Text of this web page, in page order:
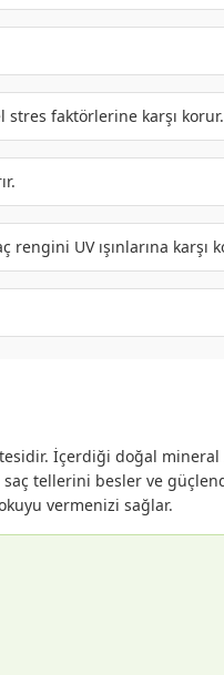
stres faktörlerine karşı korur.
UV ışınlarına karşı
İçerdiği doğal mineral
saç tellerini besler ve
vermenizi sağlar.